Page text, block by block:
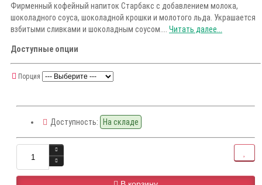
Фирменный кофейный напиток Старбакс с добавлением молока,
шоколадного соуса, шоколадной крошки и молотого льда. Украшается
взбитыми сливками и шоколадным соусом.... Читать далее...
Доступные опции
Порция
Доступность: На складе